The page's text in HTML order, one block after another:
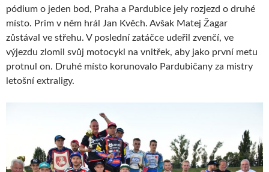
pódium o jeden bod, Praha a Pardubice jely rozjezd o druhé
místo. Prim v něm hrál Jan Kvěch. Avšak Matej Žagar
zůstával ve střehu. V poslední zatáčce udeřil zvenčí, ve
výjezdu zlomil svůj motocykl na vnitřek, aby jako první metu
protnul on. Druhé místo korunovalo Pardubičany za mistry
letošní extraligy.